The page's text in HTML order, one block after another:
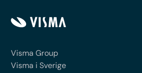
Visma Group
Visma i Sverige